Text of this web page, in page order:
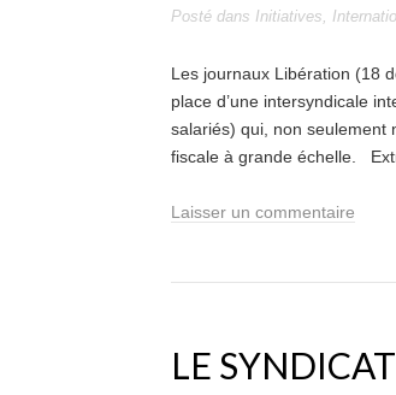
Posté dans Initiatives,
Les journaux Libération (18
place d’une intersyndicale
salariés) qui, non seulement
fiscale à grande échelle.
Laisser un commentaire
LE